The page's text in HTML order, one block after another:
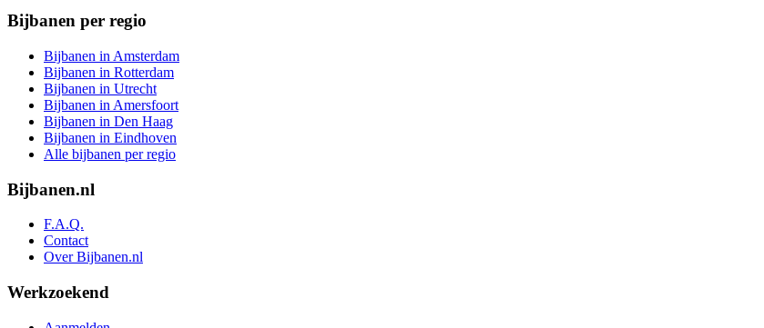
Bijbanen per regio
Bijbanen in Amsterdam
Bijbanen in Rotterdam
Bijbanen in Utrecht
Bijbanen in Amersfoort
Bijbanen in Den Haag
Bijbanen in Eindhoven
Alle bijbanen per regio
Bijbanen.nl
F.A.Q.
Contact
Over Bijbanen.nl
Werkzoekend